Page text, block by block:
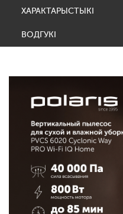
ХАРАКТАРЫСТЫКІ
ВОДГУКІ